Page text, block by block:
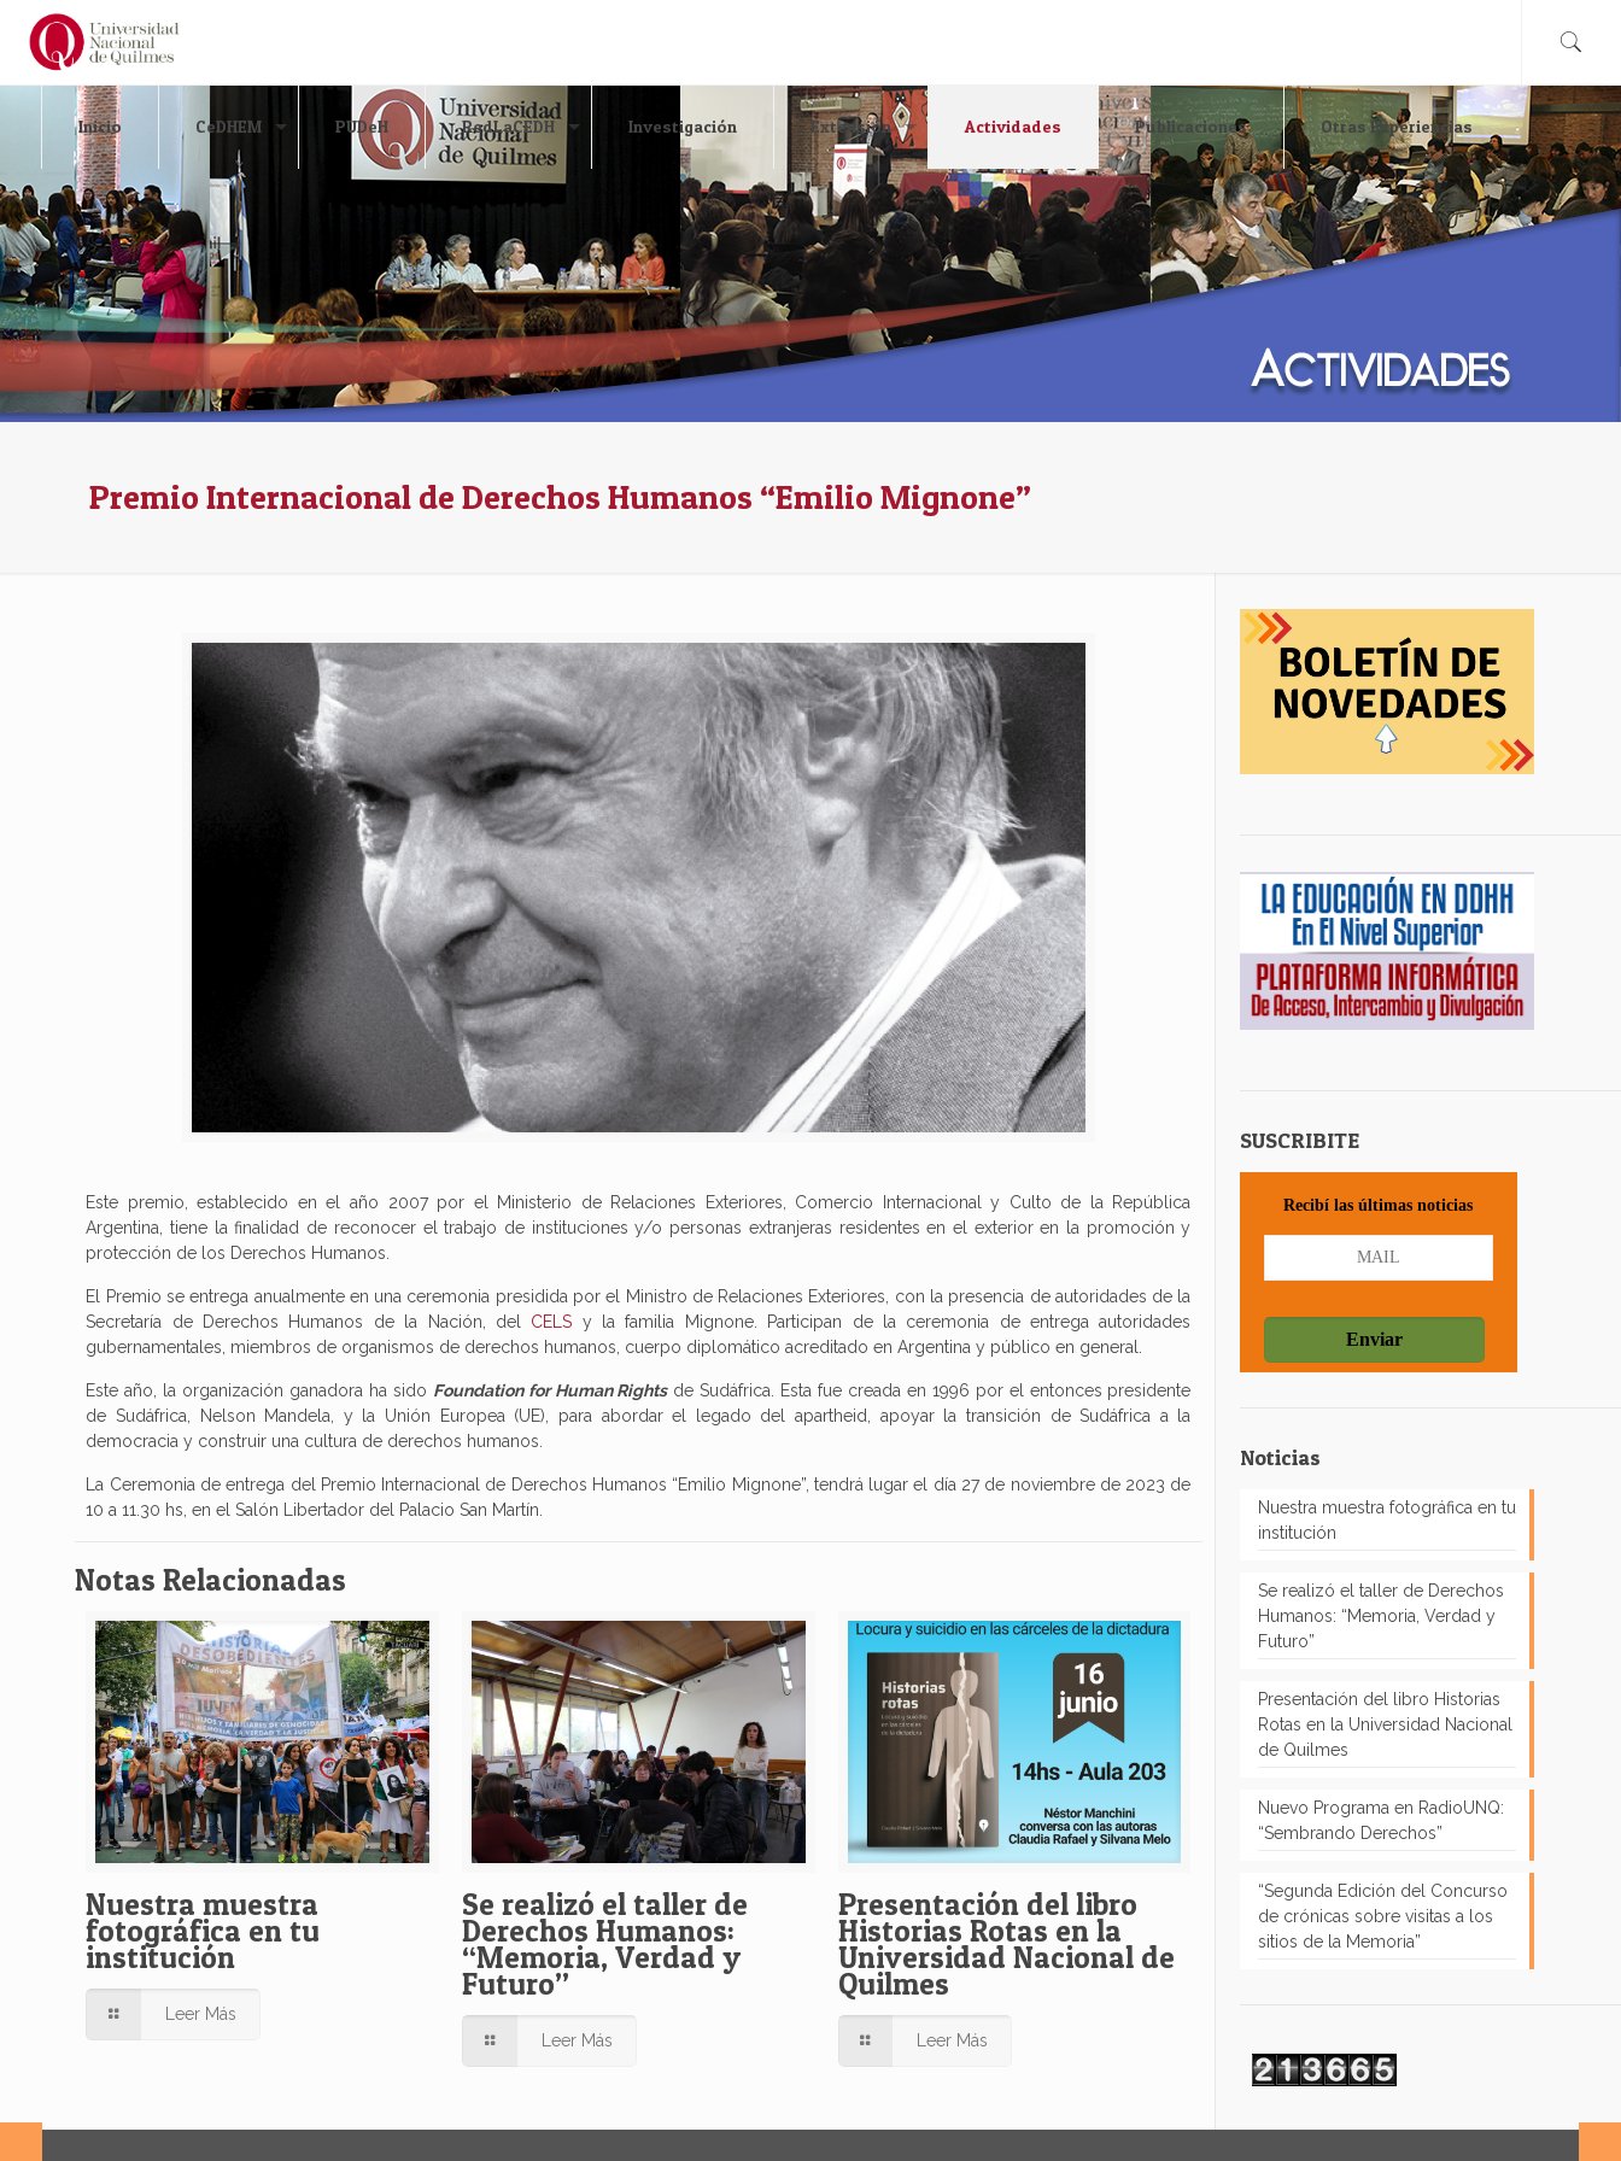
Inicio CeDHEM PUDeH RedLaCEDH Investigación Extensión Actividades Publicaciones Otras Experiencias
Premio Internacional de Derechos Humanos “Emilio Mignone”
Este premio, establecido en el año 2007 por el Ministerio de Relaciones Exteriores, Comercio Internacional y Culto de la República
Argentina, tiene la finalidad de reconocer el trabajo de instituciones y/o personas extranjeras residentes en el exterior en la promoción y
protección de los Derechos Humanos.
El Premio se entrega anualmente en una ceremonia presidida por el Ministro de Relaciones Exteriores, con la presencia de autoridades de la
Secretaría de Derechos Humanos de la Nación, del CELS y la familia Mignone. Participan de la ceremonia de entrega autoridades
gubernamentales, miembros de organismos de derechos humanos, cuerpo diplomático acreditado en Argentina y público en general.
Este año, la organización ganadora ha sido Foundation for Human Rights de Sudáfrica. Esta fue creada en 1996 por el entonces presidente
de Sudáfrica, Nelson Mandela, y la Unión Europea (UE), para abordar el legado del apartheid, apoyar la transición de Sudáfrica a la
democracia y construir una cultura de derechos humanos.
La Ceremonia de entrega del Premio Internacional de Derechos Humanos “Emilio Mignone”, tendrá lugar el día 27 de noviembre de 2023 de
10 a 11.30 hs, en el Salón Libertador del Palacio San Martín.
Notas Relacionadas
Nuestra muestra
fotográfica en tu
institución
Leer Más
Se realizó el taller de
Derechos Humanos:
“Memoria, Verdad y
Futuro”
Leer Más
Presentación del libro
Historias Rotas en la
Universidad Nacional de
Quilmes
Leer Más
SUSCRIBITE
Recibí las últimas noticias
Noticias
Nuestra muestra fotográfica en tu
institución
Se realizó el taller de Derechos
Humanos: “Memoria, Verdad y
Futuro”
Presentación del libro Historias
Rotas en la Universidad Nacional
de Quilmes
Nuevo Programa en RadioUNQ:
“Sembrando Derechos”
“Segunda Edición del Concurso
de crónicas sobre visitas a los
sitios de la Memoria”